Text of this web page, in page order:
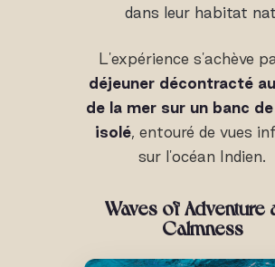
dans leur habitat
L'expérience s'achève
déjeuner décontracté
de la mer sur un banc
isolé, entouré de vues
sur l'océan Indien.
Waves of Adventure
Calmness